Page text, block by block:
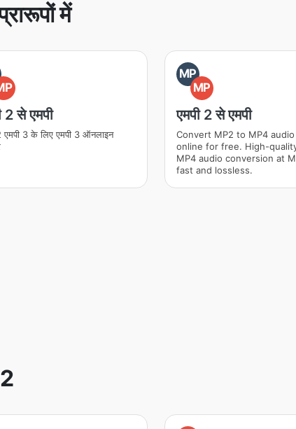
में
2 से एमपी
एमपी 3 के लिए एमपी 3 ऑनलाइन
MP
MP
एमपी 2 से एमपी
Convert MP2 to MP4
online for free. High-
MP4 audio conversion at
fast and lossless.